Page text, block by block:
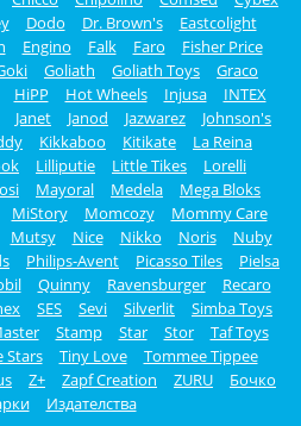
Dodo Dr. Brown's
Eastcolight
Engino Falk Faro
Fisher Price
Goliath Goliath Toys
Graco
HiPP Hot Wheels Injusa
INTEX
Janet Janod Jazwarez
Johnson's
Kikkaboo Kitikate
La Reina
Lilliputie Little Tikes
Lorelli
Mayoral Medela
Mega Bloks
MiStory Momcozy
Mommy Care
Mutsy Nice Nikko Noris
Nuby
Philips-Avent Picasso Tiles
Pielsa
Quinny Ravensburger
Recaro
SES Sevi Silverlit
Simba Toys
Stamp Star Stor
Taf Toys
Stars Tiny Love
Tommee Tippee
Z+ Zapf Creation ZURU
Бочко
Издателства